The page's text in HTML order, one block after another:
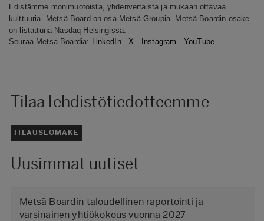
Edistämme monimuotoista, yhdenvertaista ja mukaan ottavaa
kulttuuria. Metsä Board on osa Metsä Groupia. Metsä Boardin osake
on listattuna Nasdaq Helsingissä.
Seuraa Metsä Boardia: LinkedIn X Instagram YouTube
Tilaa lehdistötiedotteemme
TILAUSLOMAKE
Uusimmat uutiset
Metsä Boardin taloudellinen raportointi ja
varsinainen yhtiökokous vuonna 2027